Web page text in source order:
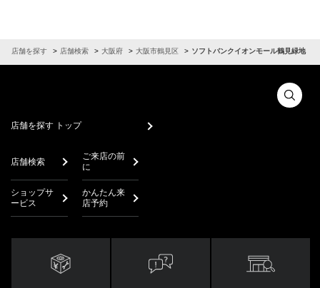
店舗を探す 店舗検索 大阪府 大阪市鶴見区 ソフトバンクイオンモール鶴見緑地
店舗を探す トップ
店舗検索
ご来店の前
に
ショップサ
ービス
かんたん来
店予約